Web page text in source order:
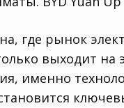
где рынок
выходит на
именно